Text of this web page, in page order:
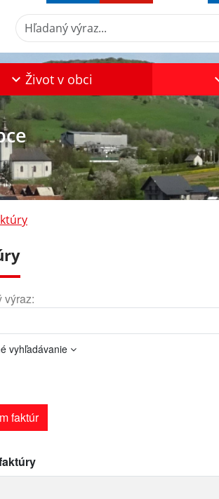
Hľadaný výraz...
Život v obci
výraz:
vyhľadávanie
faktúr